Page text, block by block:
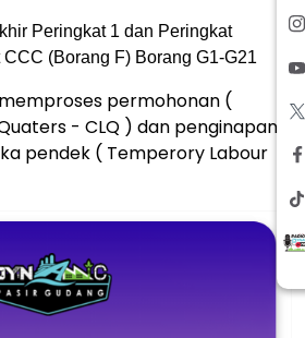
Peringkat 1 dan Peringkat
(Borang F) Borang G1-G21
permohonan (
- CLQ ) dan penginapan
pendek ( Temperory Labour